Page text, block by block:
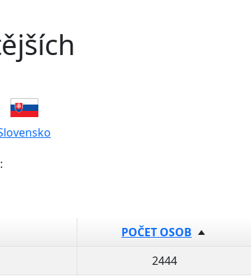
POČET OSOB
2444